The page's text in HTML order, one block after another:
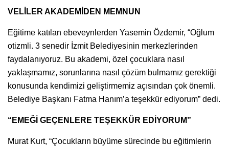
VELİLER AKADEMİDEN MEMNUN
Eğitime katılan ebeveynlerden Yasemin Özdemir, “Oğlum
otizmli. 3 senedir İzmit Belediyesinin merkezlerinden
faydalanıyoruz. Bu akademi, özel çocuklara nasıl
yaklaşmamız, sorunlarına nasıl çözüm bulmamız gerektiği
konusunda kendimizi geliştirmemiz açısından çok önemli.
Belediye Başkanı Fatma Hanım’a teşekkür ediyorum” dedi.
“EMEĞİ GEÇENLERE TEŞEKKÜR EDİYORUM”
Murat Kurt, “Çocukların büyüme sürecinde bu eğitimlerin